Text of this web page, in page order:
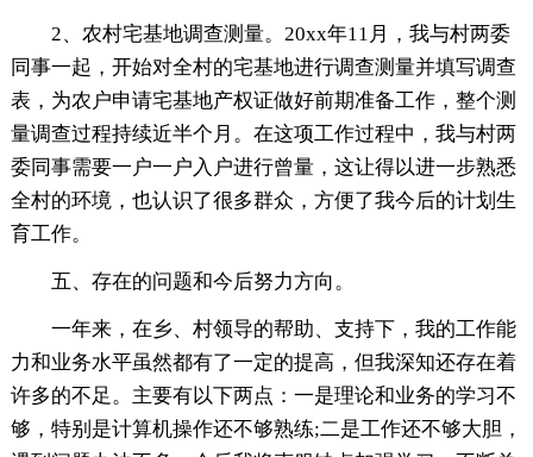
2、农村宅基地调查测量。20xx年11月，我与村两委
同事一起，开始对全村的宅基地进行调查测量并填写调查
表，为农户申请宅基地产权证做好前期准备工作，整个测
量调查过程持续近半个月。在这项工作过程中，我与村两
委同事需要一户一户入户进行曾量，这让得以进一步熟悉
全村的环境，也认识了很多群众，方便了我今后的计划生
育工作。
五、存在的问题和今后努力方向。
一年来，在乡、村领导的帮助、支持下，我的工作能
力和业务水平虽然都有了一定的提高，但我深知还存在着
许多的不足。主要有以下两点：一是理论和业务的学习不
够，特别是计算机操作还不够熟练;二是工作还不够大胆，